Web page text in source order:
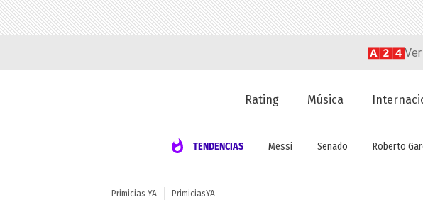
Rating Música
TENDENCIAS Messi Senado Roberto
Primicias YA PrimiciasYA